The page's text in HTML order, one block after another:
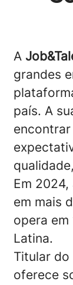
A
grandes
país. A
Em
em mais
opera em
Latina.
Titular do
oferece